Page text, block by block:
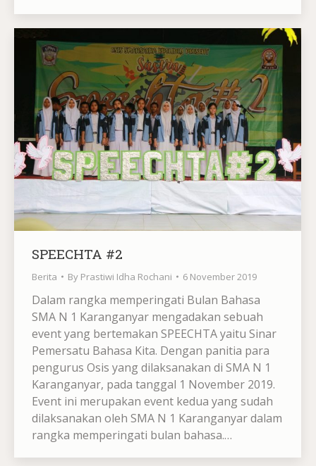
SPEECHTA #2
Berita By Prastiwi Idha Rochani 6 November 2019
Dalam rangka memperingati Bulan Bahasa
SMA N 1 Karanganyar mengadakan sebuah
event yang bertemakan SPEECHTA yaitu Sinar
Pemersatu Bahasa Kita. Dengan panitia para
pengurus Osis yang dilaksanakan di SMA N 1
Karanganyar, pada tanggal 1 November 2019.
Event ini merupakan event kedua yang sudah
dilaksanakan oleh SMA N 1 Karanganyar dalam
rangka memperingati bulan bahasa.…